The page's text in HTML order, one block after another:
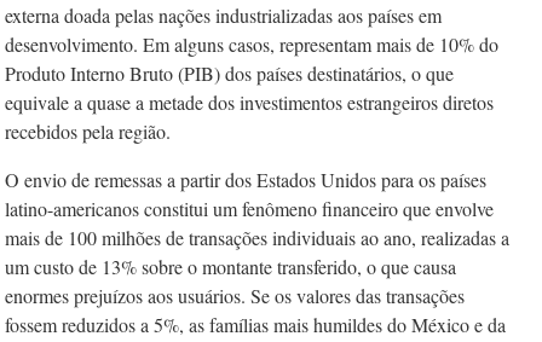
externa doada pelas nações industrializadas aos países em
desenvolvimento. Em alguns casos, representam mais de 10% do
Produto Interno Bruto (PIB) dos países destinatários, o que
equivale a quase a metade dos investimentos estrangeiros diretos
recebidos pela região.
O envio de remessas a partir dos Estados Unidos para os países
latino-americanos constitui um fenômeno financeiro que envolve
mais de 100 milhões de transações individuais ao ano, realizadas a
um custo de 13% sobre o montante transferido, o que causa
enormes prejuízos aos usuários. Se os valores das transações
fossem reduzidos a 5%, as famílias mais humildes do México e da